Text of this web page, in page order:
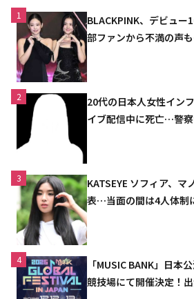
1
BLACKPINK、デビュー
部ファンから不満の声
2
20代の日本人女性イン
イブ配信中に死亡…警
3
KATSEYE ソフィア、
表…当面の間は4人体制
4
「MUSIC BANK」日本
競技場にて開催決定！